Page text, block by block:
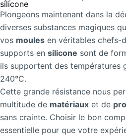
silicone
Plongeons maintenant dans la
diverses substances magiques
vos moules en véritables chefs-
supports en silicone sont de
ils supportent des températures
240°C.
Cette grande résistance nous
multitude de matériaux et de
sans crainte. Choisir le bon
essentielle pour que votre